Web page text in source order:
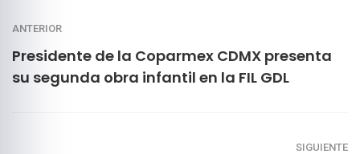
ANTERIOR
Presidente de la Coparmex CDMX presenta
su segunda obra infantil en la FIL GDL
SIGUIENTE